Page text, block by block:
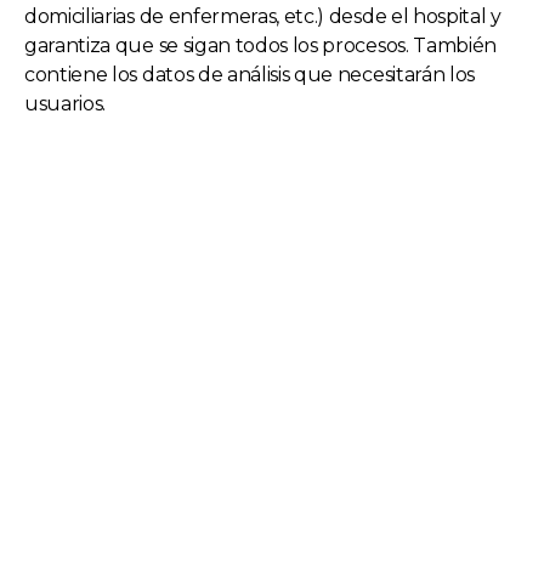
domiciliarias de enfermeras, etc.) desde el hospital y
garantiza que se sigan todos los procesos. También
contiene los datos de análisis que necesitarán los
usuarios.